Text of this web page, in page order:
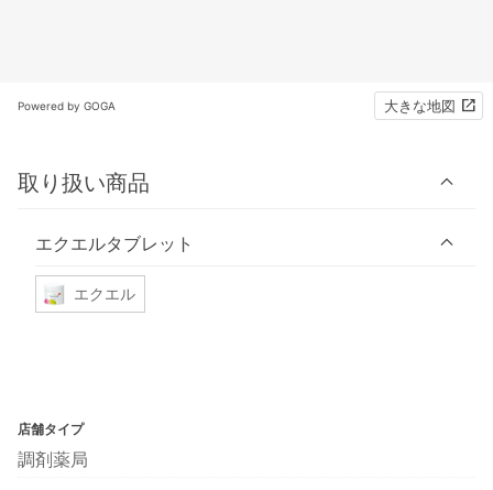
Powered by GOGA 大きな地図
取り扱い商品
エクエルタブレット
エクエル
店舗タイプ
調剤薬局